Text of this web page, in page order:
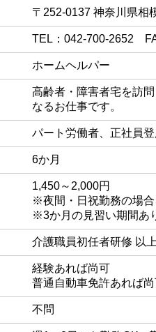
〒252-0137 神奈川県相
TEL：042-700-2652
ホームヘルパー
高齢者・障害者宅を訪
なるお仕事です。
パート労働者、正社員
6か月
1,450～2,000円
※夜間・日祝勤務の場合
※3か月の見習い期間あ
介護職員初任者研修 以上
経験あれば尚可
普通自動車免許あれば
不問